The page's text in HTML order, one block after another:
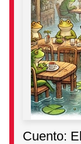
Cuento: